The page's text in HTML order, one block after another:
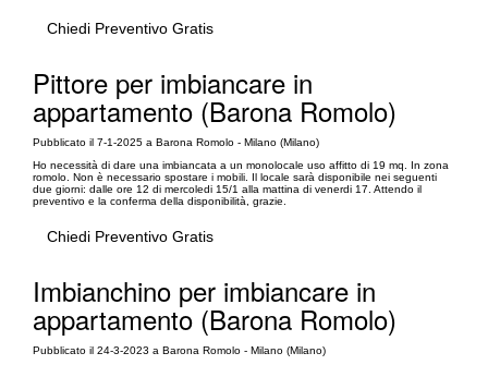
Chiedi Preventivo Gratis
Pittore per imbiancare in
appartamento (Barona Romolo)
Pubblicato il 7-1-2025 a Barona Romolo - Milano (Milano)
Ho necessità di dare una imbiancata a un monolocale uso affitto di 19 mq. In zona
romolo. Non è necessario spostare i mobili. Il locale sarà disponibile nei seguenti
due giorni: dalle ore 12 di mercoledi 15/1 alla mattina di venerdi 17. Attendo il
preventivo e la conferma della disponibilità, grazie.
Chiedi Preventivo Gratis
Imbianchino per imbiancare in
appartamento (Barona Romolo)
Pubblicato il 24-3-2023 a Barona Romolo - Milano (Milano)